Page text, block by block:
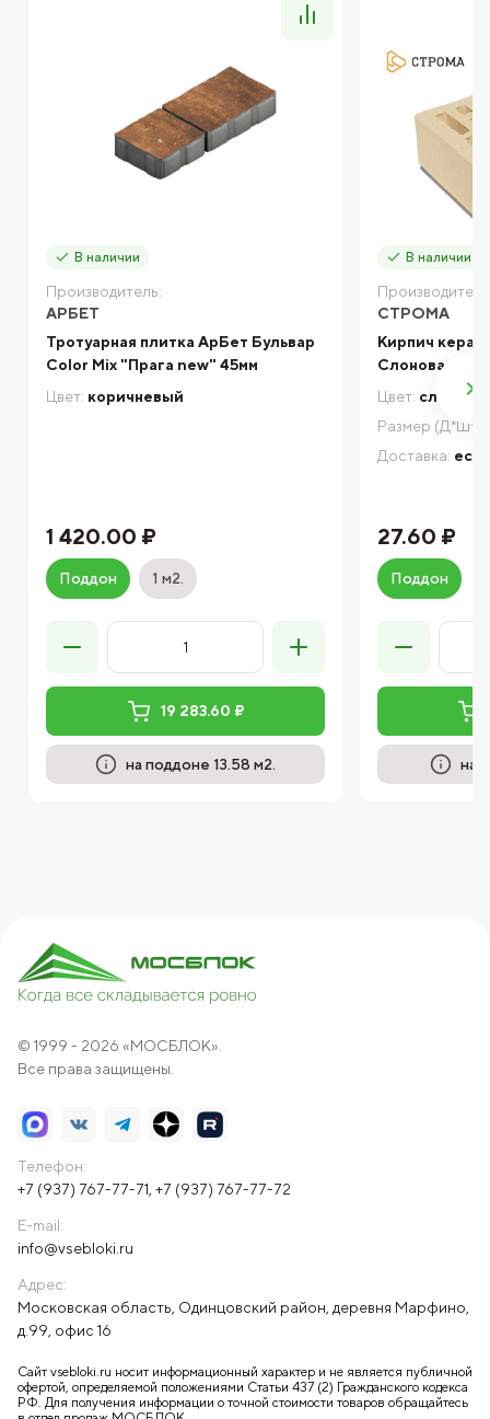
В наличии
Производитель:
АРБЕТ
Тротуарная плитка АрБет Бульвар
Color Mix "Прага new" 45мм
Цвет: коричневый
1 420.00 ₽
Поддон 1 м2.
19 283.60 ₽
на поддоне 13.58 м2.
В наличии
СТРОМА
Кирпич
Слоновая
Цвет:
Размер
Доставка: есть
27.60 ₽
Поддон
на
© 1999 - 2026 «МОСБЛОК».
Все права защищены.
Телефон:
+7 (937) 767-77-71 +7 (937) 767-77-72
E-mail:
info@vsebloki.ru
Адрес:
Московская область, Одинцовский район, деревня Марфино,
д.99, офис 16
Сайт vsebloki.ru носит информационный характер и не является публичной
офертой, определяемой положениями Статьи 437 (2) Гражданского кодекса
РФ. Для получения информации о точной стоимости товаров обращайтесь